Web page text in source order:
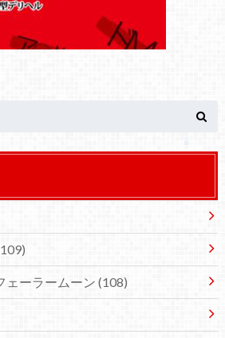
ェーラームーン (108)